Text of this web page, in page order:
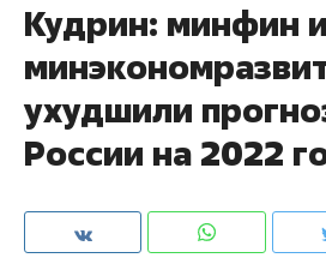
Кудрин: минфин и
ухудшили
России на 2022